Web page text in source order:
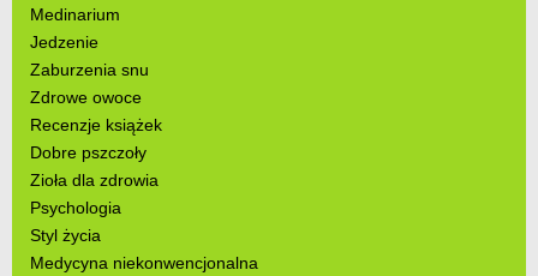
Medinarium
Jedzenie
Zaburzenia snu
Zdrowe owoce
Recenzje książek
Dobre pszczoły
Zioła dla zdrowia
Psychologia
Styl życia
Medycyna niekonwencjonalna